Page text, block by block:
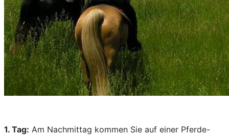
1. Tag: Am Nachmittag kommen Sie auf einer Pferde-